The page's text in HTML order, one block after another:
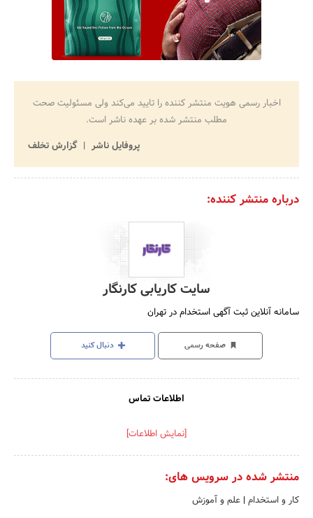
اخبار رسمی هویت منتشر کننده را تایید می‌کند ولی مسئولیت صحت
مطلب منتشر شده بر عهده ناشر است.
پروفایل ناشر
گزارش تخلف
درباره منتشر کننده:
سایت کاریابی کارنگار
سامانه آنلاین ثبت آگهی استخدام در تهران
صفحه رسمی دنبال کنید
اطلاعات تماس
[نمایش اطلاعات]
منتشر شده در سرویس های:
کار و استخدام | علم و آموزش